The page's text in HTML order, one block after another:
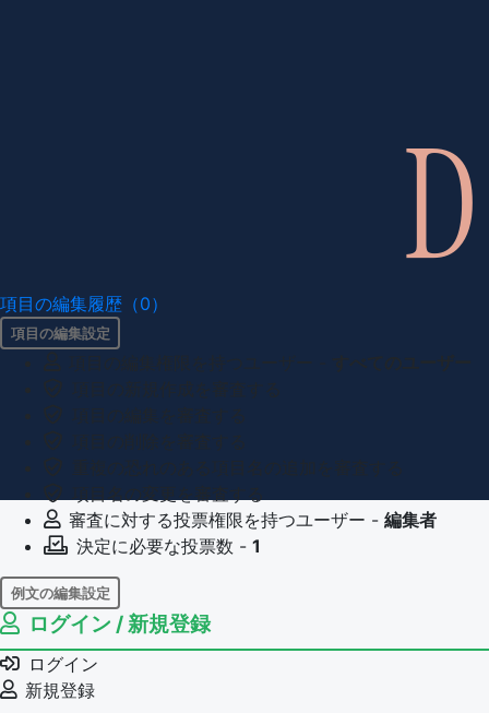
項目の編集履歴（0）
項目の編集設定
審査に対する投票権限を持つユーザー - 編集者
決定に必要な投票数 - 1
例文の編集設定
例文の編集権限を持つユーザー -
例文の削除を審査する
審査に対する投票権限を持つユーザー -
決定に必要な投票数 -
ログイン / 新規登録
ログイン
新規登録